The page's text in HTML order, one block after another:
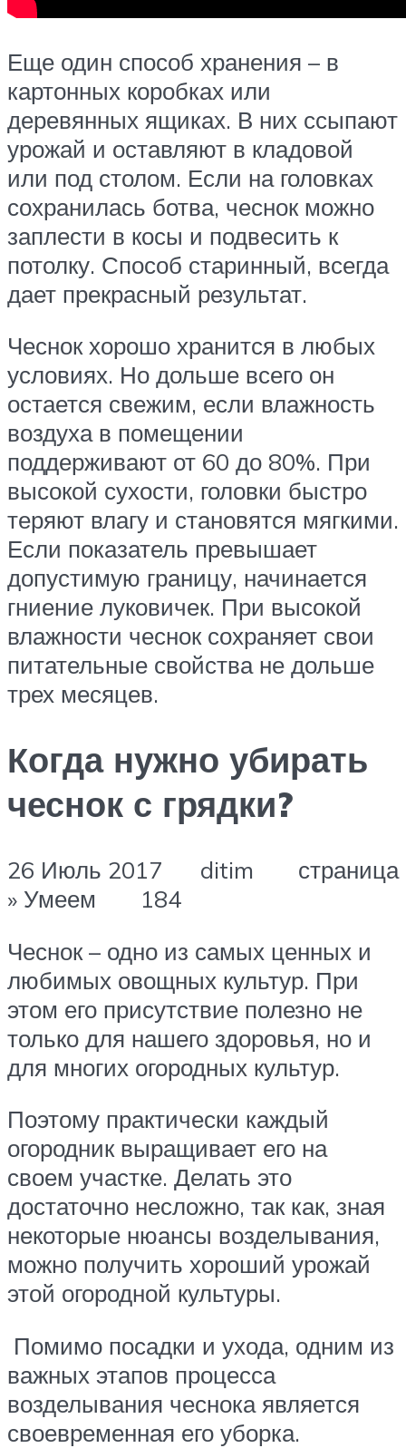
Еще один способ хранения – в
картонных коробках или
деревянных ящиках. В них ссыпают
урожай и оставляют в кладовой
или под столом. Если на головках
сохранилась ботва, чеснок можно
заплести в косы и подвесить к
потолку. Способ старинный, всегда
дает прекрасный результат.
Чеснок хорошо хранится в любых
условиях. Но дольше всего он
остается свежим, если влажность
воздуха в помещении
поддерживают от 60 до 80%. При
высокой сухости, головки быстро
теряют влагу и становятся мягкими.
Если показатель превышает
допустимую границу, начинается
гниение луковичек. При высокой
влажности чеснок сохраняет свои
питательные свойства не дольше
трех месяцев.
Когда нужно убирать
чеснок с грядки?
26 Июль 2017 ditim страница
» Умеем 184
Чеснок – одно из самых ценных и
любимых овощных культур. При
этом его присутствие полезно не
только для нашего здоровья, но и
для многих огородных культур.
Поэтому практически каждый
огородник выращивает его на
своем участке. Делать это
достаточно несложно, так как, зная
некоторые нюансы возделывания,
можно получить хороший урожай
этой огородной культуры.
Помимо посадки и ухода, одним из
важных этапов процесса
возделывания чеснока является
своевременная его уборка.